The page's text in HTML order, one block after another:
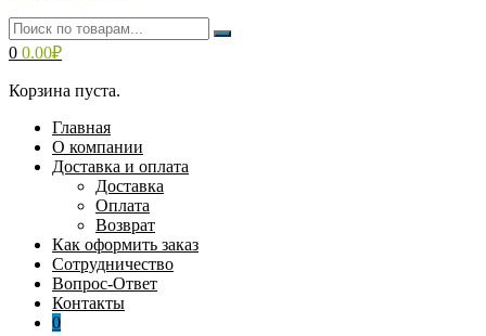
0 0.00₽
Корзина пуста.
Главная
О компании
Доставка и оплата
Доставка
Оплата
Возврат
Как оформить заказ
Сотрудничество
Вопрос-Ответ
Контакты
0